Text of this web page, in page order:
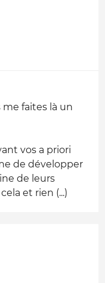
faites là un
vos a priori
de développer
de leurs
et rien (...)